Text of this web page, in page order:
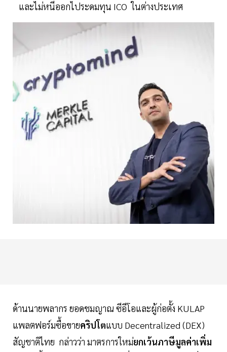
และไม่หนีออกไประดมทุน ICO ในต่างประเทศ
ด้านนายพลากร ยอดชมญาณ ซีอีโอและผู้ก่อตั้ง KULAP
แพลตฟอร์มซื้อขายคริปโตแบบ Decentralized (DEX)
สัญชาติไทย กล่าวว่า มาตรการใหม่ยกเว้นภาษีมูลค่าเพิ่ม